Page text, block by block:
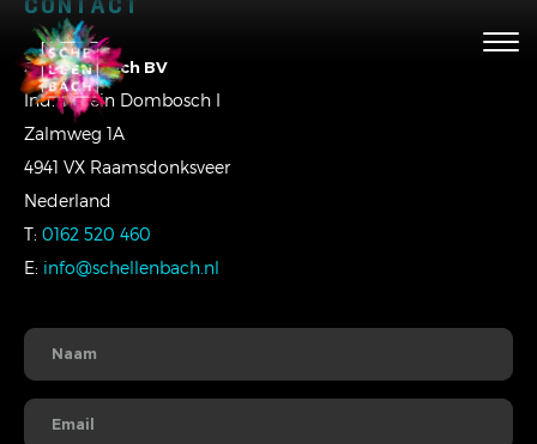
CONTACT
Schellenbach BV
Ind. Terrein Dombosch I
Zalmweg 1A
4941 VX Raamsdonksveer
Nederland
T: 0162 520 460
E: info@schellenbach.nl